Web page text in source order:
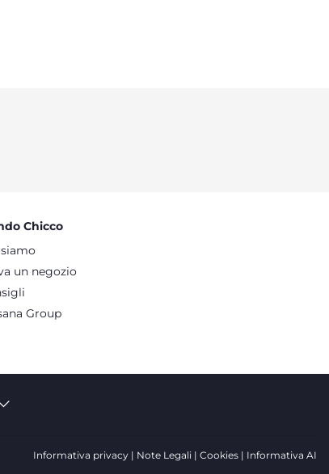
Chicco
un negozio
Group
Informativa privacy Note Legali Cookies Informativa AI